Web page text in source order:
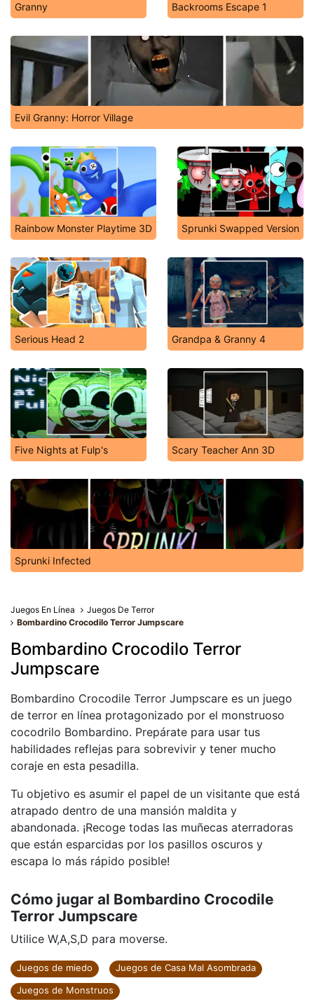
Granny Backrooms Escape 1
Evil Granny: Horror Village
Rainbow Monster Playtime 3D Sprunki Swapped Version
Serious Head 2 Grandpa & Granny 4
Five Nights at Fulp's Scary Teacher Ann 3D
Sprunki Infected
Juegos En Línea
Juegos De Terror
Bombardino Crocodilo Terror Jumpscare
Bombardino Crocodilo Terror
Jumpscare
Bombardino Crocodile Terror Jumpscare es un juego
de terror en línea protagonizado por el monstruoso
cocodrilo Bombardino. Prepárate para usar tus
habilidades reflejas para sobrevivir y tener mucho
coraje en esta pesadilla.
Tu objetivo es asumir el papel de un visitante que está
atrapado dentro de una mansión maldita y
abandonada. ¡Recoge todas las muñecas aterradoras
que están esparcidas por los pasillos oscuros y
escapa lo más rápido posible!
Cómo jugar al Bombardino Crocodile
Terror Jumpscare
Utilice W,A,S,D para moverse.
Juegos de miedo
Juegos de Casa Mal Asombrada
Juegos de Monstruos